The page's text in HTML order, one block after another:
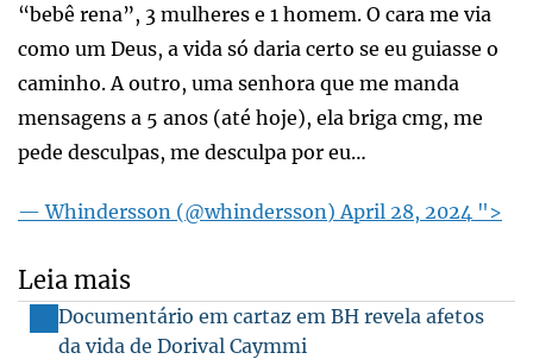
“bebê rena”, 3 mulheres e 1 homem. O cara me via
como um Deus, a vida só daria certo se eu guiasse o
caminho. A outro, uma senhora que me manda
mensagens a 5 anos (até hoje), ela briga cmg, me
pede desculpas, me desculpa por eu…
— Whindersson (@whindersson) April 28, 2024 ">
Leia mais
Documentário em cartaz em BH revela afetos
da vida de Dorival Caymmi